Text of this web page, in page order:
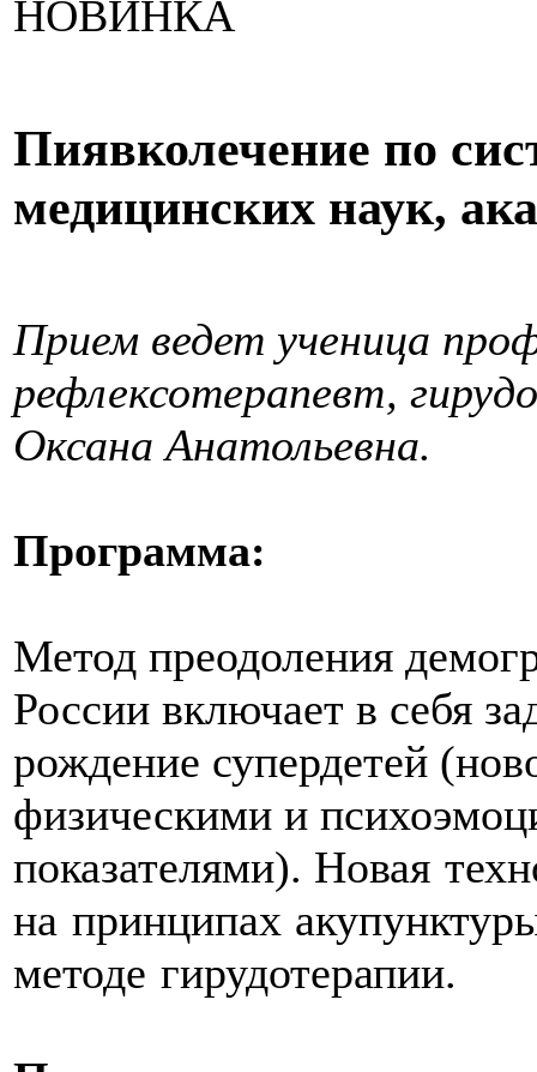
НОВИНКА
Пиявколечение по
медицинских наук,
Прием ведет ученица
рефлексотерапевт,
Оксана Анатольевна.
Программа:
Метод преодоления
России включает в себя
рождение супердетей
физическими и
показателями). Новая
на принципах
методе гирудотерапии.